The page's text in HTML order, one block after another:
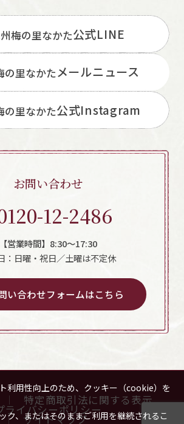
梅の里なかた公式LINE
の里なかたメールニュース
の里なかた公式Instagram
お問い合わせ
12-2486
【営業時間】8:30～17:30
：日曜・祝日／土曜は不定休
い合わせフォームはこちら
特定商取引法に関する表示
ライバシーポリシー
サイトマップ
利用性向上のため、クッキー（cookie）を
ク、またはそのままご利用を継続されるこ